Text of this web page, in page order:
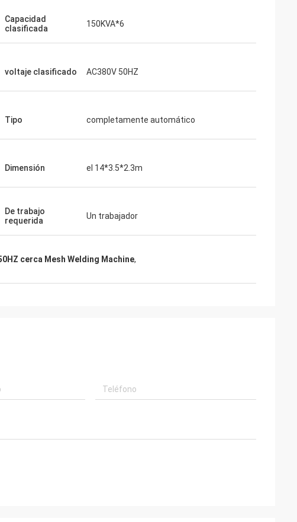
Capacidad
clasificada
150KVA*6
voltaje clasificado AC380V 50HZ
Tipo completamente automático
Dimensión el 14*3.5*2.3m
De trabajo
requerida
Un trabajador
cerca Mesh Welding Machine,